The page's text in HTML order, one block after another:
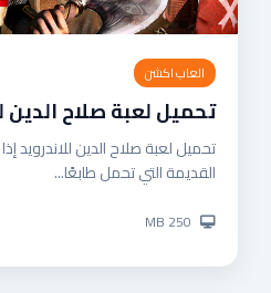
العاب اكشن
تحميل لعبة صلاح الدين
تحميل لعبة صلاح الدين للاندرويد
القديمة التي تحمل طابعًا...